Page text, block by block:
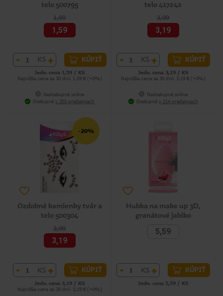
telo 500795
1,99
1,59
- KS + KÚPIŤ
Jedn. cena 1,59 / KS
Najnižšia cena za 30 dní: 1,59 € (+0%)
Nedostupné online
Dostupné v 203 predajniach
telo 417242
3,99
3,19
- KS + KÚPIŤ
Jedn. cena 3,19 / KS
Najnižšia cena za 30 dní: 3,19 € (+0%)
Nedostupné online
Dostupné v 214 predajniach
-20%
Ozdobné kamienky tvár a
telo 500304
3,99
3,19
- KS + KÚPIŤ
Jedn. cena 3,19 / KS
Najnižšia cena za 30 dní: 3,19 € (+0%)
Hubka na make up 3D,
granátové jablko
5,59
- KS + KÚPIŤ
Jedn. cena 5,59 / KS